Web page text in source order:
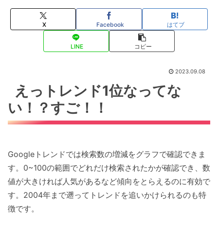
X Facebook はてブ
LINE コピー
2023.09.08
えっトレンド1位なってな
い！？すご！！
Googleトレンドでは検索数の増減をグラフで確認できま
す。0~100の範囲でどれだけ検索されたかが確認でき、数
値が大きければ人気があるなど傾向をとらえるのに有効で
す。2004年まで遡ってトレンドを追いかけられるのも特
徴です。